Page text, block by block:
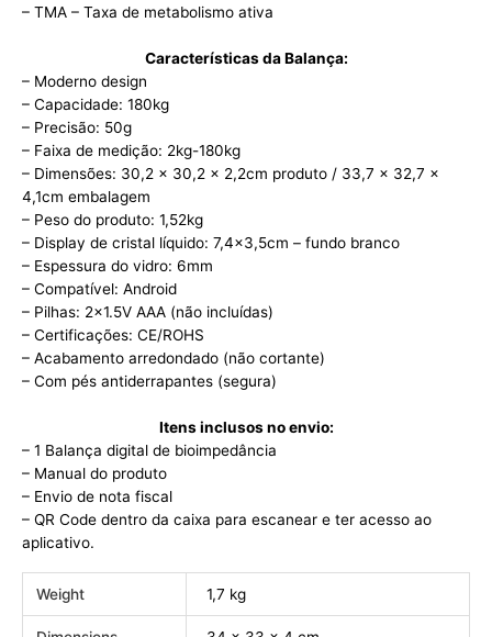
– TMA – Taxa de metabolismo ativa
Características da Balança:
– Moderno design
– Capacidade: 180kg
– Precisão: 50g
– Faixa de medição: 2kg-180kg
– Dimensões: 30,2 x 30,2 x 2,2cm produto / 33,7 x 32,7 x
4,1cm embalagem
– Peso do produto: 1,52kg
– Display de cristal líquido: 7,4×3,5cm – fundo branco
– Espessura do vidro: 6mm
– Compatível: Android
– Pilhas: 2×1.5V AAA (não incluídas)
– Certificações: CE/ROHS
– Acabamento arredondado (não cortante)
– Com pés antiderrapantes (segura)
Itens inclusos no envio:
– 1 Balança digital de bioimpedância
– Manual do produto
– Envio de nota fiscal
– QR Code dentro da caixa para escanear e ter acesso ao
aplicativo.
Weight 1,7 kg